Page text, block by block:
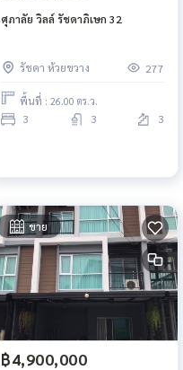
ศุภาลัย วิลล์ รัชดาภิเษก 32
รัชดา ห้วยขวาง 277
พื้นที่ : 26.00 ตร.ว.
3 3 3
ขาย
฿4,900,000